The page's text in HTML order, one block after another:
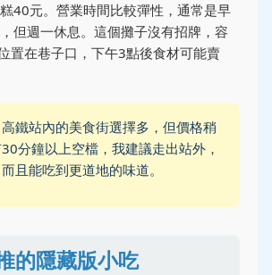
40元。營業時間比較彈性，通常是早
但週一休息。這個攤子沒有招牌，容
置在巷子口，下午3點後食材可能賣
鐵站內的美食街選擇多，但價格稍
分鐘以上空檔，我建議走出站外，
且能吃到更道地的味道。
的隱藏版小吃